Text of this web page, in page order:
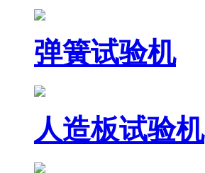
弹簧试验机
人造板试验机